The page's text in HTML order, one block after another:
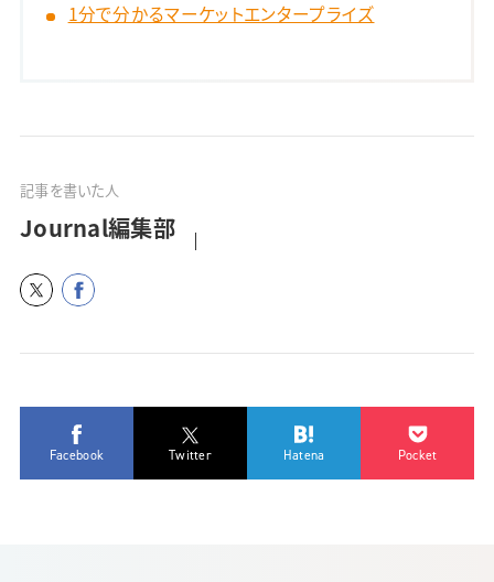
1分で分かるマーケットエンタープライズ
記事を書いた人
Journal編集部
Facebook Twitter Hatena Pocket